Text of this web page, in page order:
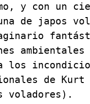
y con un
de japos
los
de